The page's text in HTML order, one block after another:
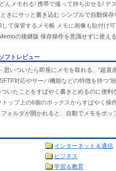
んメモれる! 携帯で撮って持ち出せる! デ
きにサッと書き込む シンプルで自動保存
して保管するメモ帳 メモに画像も貼付け可
の後継版 保存操作を意識せずに使え
フトレビュー
- 思いついたら即座にメモを取れる、“超直
対応やサーバ機能などの特徴を持つ“
いたことをすばやく書きとめるのに便利
トップ上の6個のボックスからすばやく操
フォルダが開かれると、自動でメモをポッ
インターネット＆通信
ビジネス
学習＆教育